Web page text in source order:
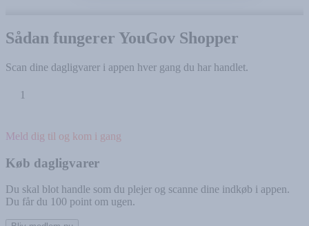
Sådan fungerer YouGov Shopper
Scan dine dagligvarer i appen hver gang du har handlet.
1
Meld dig til og kom i gang
Køb dagligvarer
Du skal blot handle som du plejer og scanne dine indkøb i appen.
Du får du 100 point om ugen.